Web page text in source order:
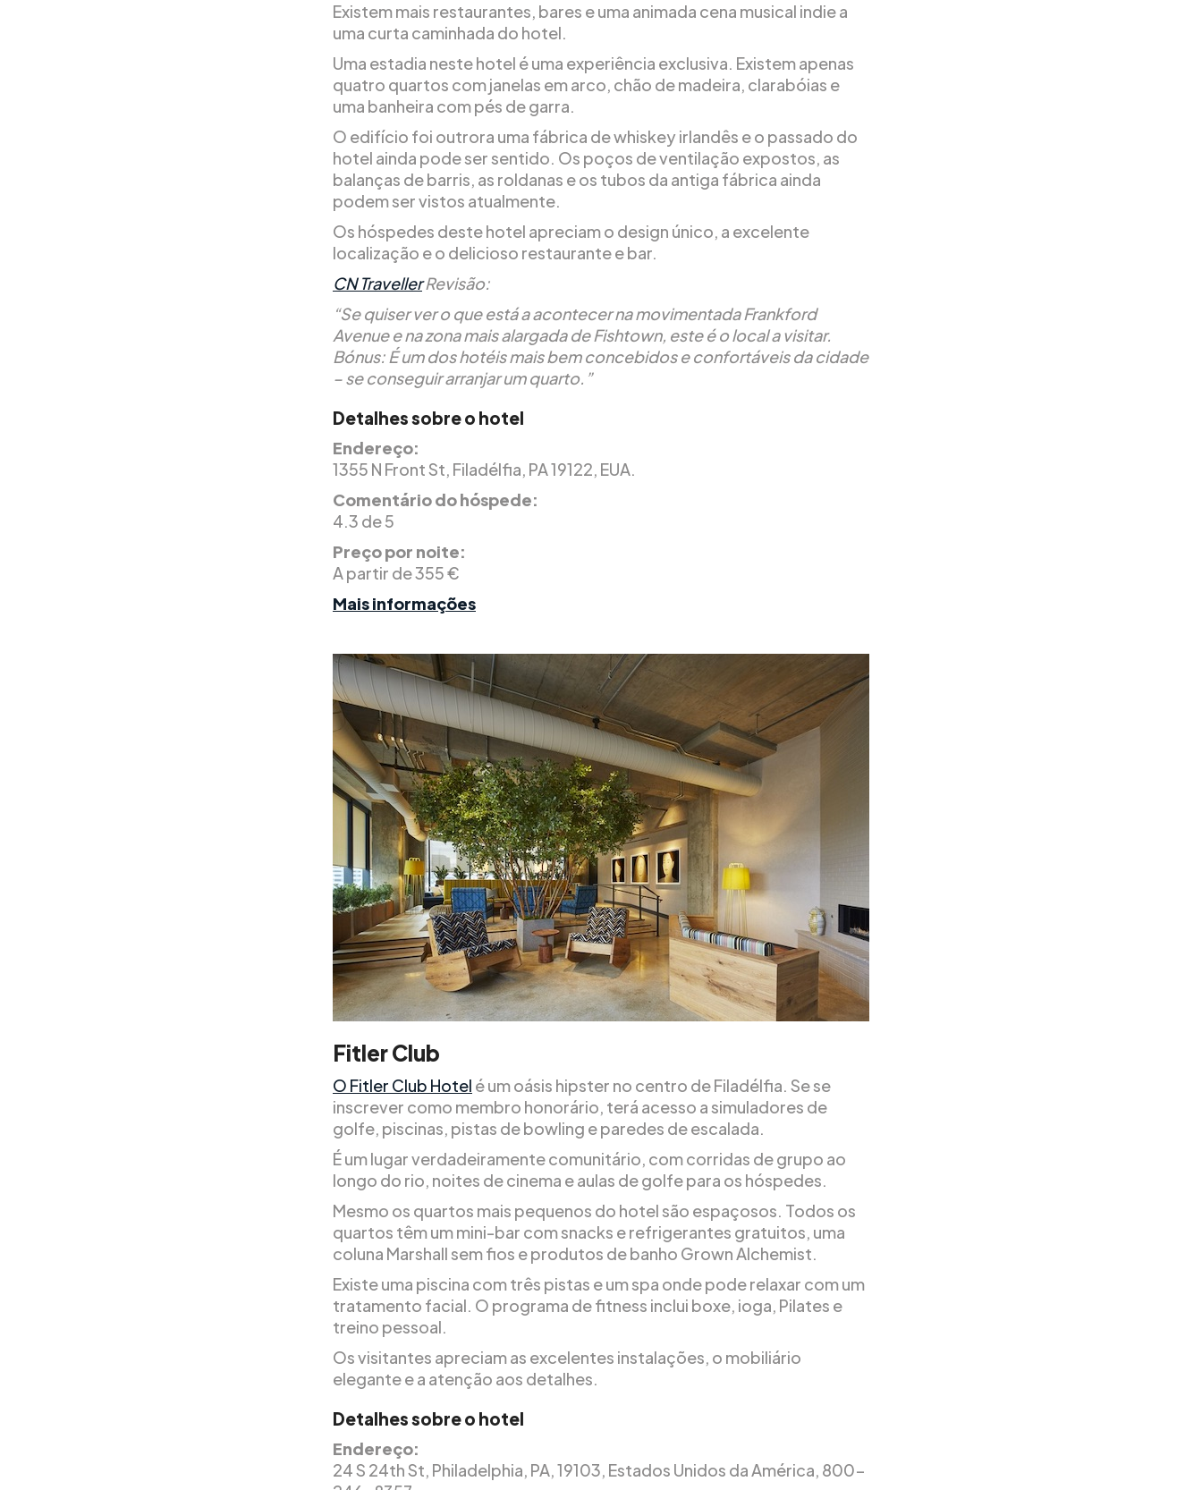
Existem mais restaurantes, bares e uma animada cena musical indie a
uma curta caminhada do hotel.
Uma estadia neste hotel é uma experiência exclusiva. Existem apenas
quatro quartos com janelas em arco, chão de madeira, clarabóias e
uma banheira com pés de garra.
O edifício foi outrora uma fábrica de whiskey irlandês e o passado do
hotel ainda pode ser sentido. Os poços de ventilação expostos, as
balanças de barris, as roldanas e os tubos da antiga fábrica ainda
podem ser vistos atualmente.
Os hóspedes deste hotel apreciam o design único, a excelente
localização e o delicioso restaurante e bar.
CN TravellerRevisão:
“Se quiser ver o que está a acontecer na movimentada Frankford
Avenue e na zona mais alargada de Fishtown, este é o local a visitar.
Bónus: É um dos hotéis mais bem concebidos e confortáveis da cidade
– se conseguir arranjar um quarto.”
Detalhes sobre o hotel
Endereço:
1355 N Front St, Filadélfia, PA 19122, EUA.
Comentário do hóspede:
4.3 de 5
Preço por noite:
A partir de 355 €
Mais informações
Fitler Club
O Fitler Club Hotel é um oásis hipster no centro de Filadélfia. Se se
inscrever como membro honorário, terá acesso a simuladores de
golfe, piscinas, pistas de bowling e paredes de escalada.
É um lugar verdadeiramente comunitário, com corridas de grupo ao
longo do rio, noites de cinema e aulas de golfe para os hóspedes.
Mesmo os quartos mais pequenos do hotel são espaçosos. Todos os
quartos têm um mini-bar com snacks e refrigerantes gratuitos, uma
coluna Marshall sem fios e produtos de banho Grown Alchemist.
Existe uma piscina com três pistas e um spa onde pode relaxar com um
tratamento facial. O programa de fitness inclui boxe, ioga, Pilates e
treino pessoal.
Os visitantes apreciam as excelentes instalações, o mobiliário
elegante e a atenção aos detalhes.
Detalhes sobre o hotel
Endereço:
24 S 24th St, Philadelphia, PA, 19103, Estados Unidos da América, 800-